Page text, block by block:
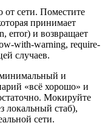
от сети. Поместите
принимает
error) и возвращает
with-warning, require-
случаев.
минимальный и
«всё хорошо» и
Мокируйте
локальный стаб),
сети.